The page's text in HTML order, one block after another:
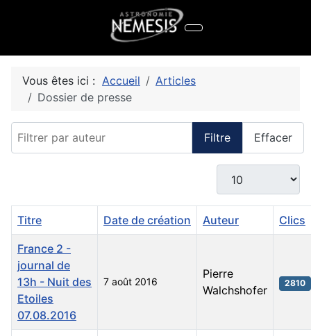
Vous êtes ici : Accueil
Articles
Dossier de presse
Filtre Effacer
Afficher #
Titre Date de création Auteur Clics
France 2 -
journal de
13h - Nuit des
Etoiles
07.08.2016
7 août 2016
Pierre
Walchshofer
2810